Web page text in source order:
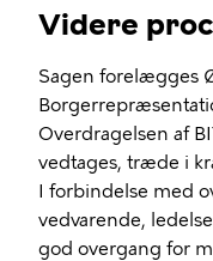
Videre
Sagen forelægges
Overdragelsen af
vedtages, træde i
I forbindelse med
vedvarende,
god overgang for